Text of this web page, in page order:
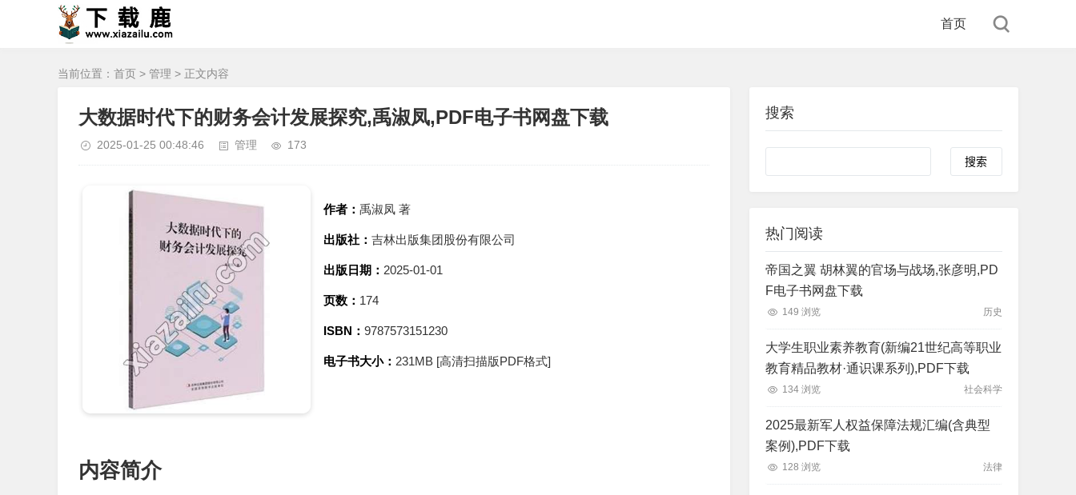
首页
当前位置： 首页 > 管理 > 正文内容
大数据时代下的财务会计发展探究,禹淑凤,PDF电子书网盘下载
2025-01-25 00:48:46 管理 173
作者： 禹淑凤 著
出版社： 吉林出版集团股份有限公司
出版日期： 2025-01-01
页数： 174
ISBN： 9787573151230
电子书大小： 231MB [高清扫描版PDF格式]
内容简介
搜索
Search
热门阅读
帝国之翼 胡林翼的官场与战场,张彦明,PD
F电子书网盘下载
149 浏览 历史
大学生职业素养教育(新编21世纪高等职业
教育精品教材·通识课系列),PDF下载
134 浏览 社会科学
2025最新军人权益保障法规汇编(含典型
案例),PDF下载
128 浏览 法律